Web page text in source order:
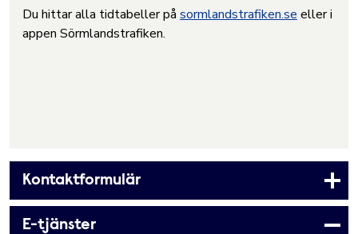
Du hittar alla tidtabeller på sormlandstrafiken.se eller i
appen Sörmlandstrafiken.
Kontaktformulär
E-tjänster